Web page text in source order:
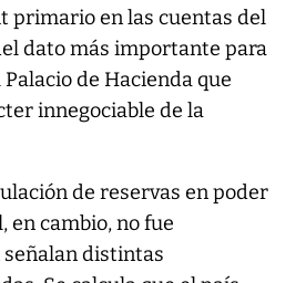
primario en las cuentas del
dato más importante para
de Hacienda que
innegociable de la
de reservas en poder
en cambio, no fue
señalan distintas